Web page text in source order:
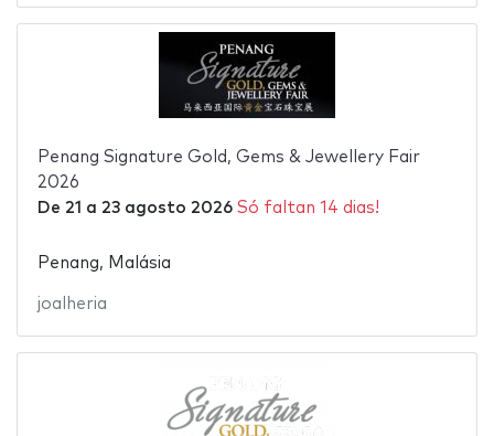
Penang Signature Gold, Gems & Jewellery Fair
2026
De 21 a 23 agosto 2026 Só faltan 14 dias!
Penang, Malásia
joalheria